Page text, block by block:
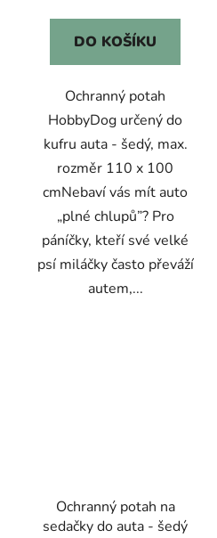
DO KOŠÍKU
Ochranný potah
HobbyDog určený do
kufru auta - šedý, max.
rozměr 110 x 100
cmNebaví vás mít auto
„plné chlupů”? Pro
páníčky, kteří své velké
psí miláčky často převáží
autem,...
Ochranný potah na
sedačky do auta - šedý